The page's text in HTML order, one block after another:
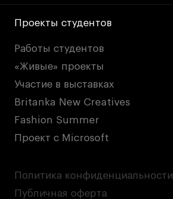
Проекты студентов
Работы студентов
«Живые» проекты
Участие в выставках
Britanka New Creatives
Fashion Summer
Проект с Microsoft
Политика конфиденциальности
Публичная оферта